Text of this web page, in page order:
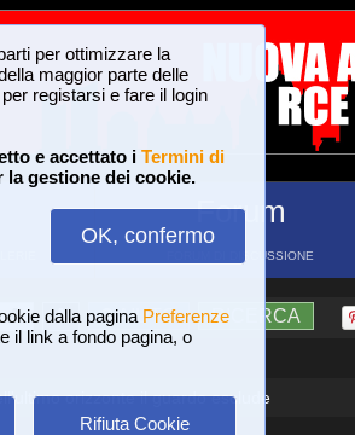
per ottimizzare la
maggior parte delle
registarsi e fare il login
e accettato i Termini di
gestione dei cookie.
OK, confermo
dalla pagina Preferenze
il link a fondo pagina, o
Rifiuta Cookie
Forum
FORUM DI DISCUSSIONE
A A ?AIUTO RICERCA
orizzonte il guardo esclude